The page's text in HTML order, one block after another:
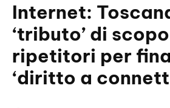
Internet:
‘tributo’ di
ripetitori per
‘diritto a